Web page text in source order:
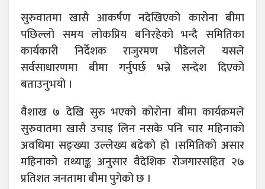
सुरुवातमा खासै आकर्षण नदेखिएको कारोना बीमा
पछिल्लो समय लोकप्रिय बनिरहेको भन्दै समितिका
कार्यकारी निर्देशक राजुरमण पौडेलले यसले
सर्वसाधारणमा बीमा गर्नुपर्छ भन्ने सन्देश दिएको
बताउनुभयो ।
वैशाख ७ देखि सुरु भएको कोरोना बीमा कार्यक्रमले
सुरुवातमा खासै उचाइ लिन नसके पनि चार महिनाको
अवधिमा सङ्ख्या उल्लेख्य बढेको हो ।समितिको असार
महिनाको तथ्याङ्क अनुसार वैदेशिक रोजगारसहित २७
प्रतिशत जनतामा बीमा पुगेको छ ।